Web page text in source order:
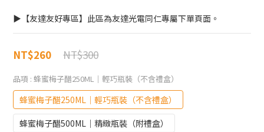
▶【友達友好專區】此區為友達光電同仁專屬下單頁面。
NT$300
NT$260
品項 : 蜂蜜梅子醋250ML｜輕巧瓶裝（不含禮盒）
蜂蜜梅子醋250ML｜輕巧瓶裝（不含禮盒）
蜂蜜梅子醋500ML｜精緻瓶裝（附禮盒）